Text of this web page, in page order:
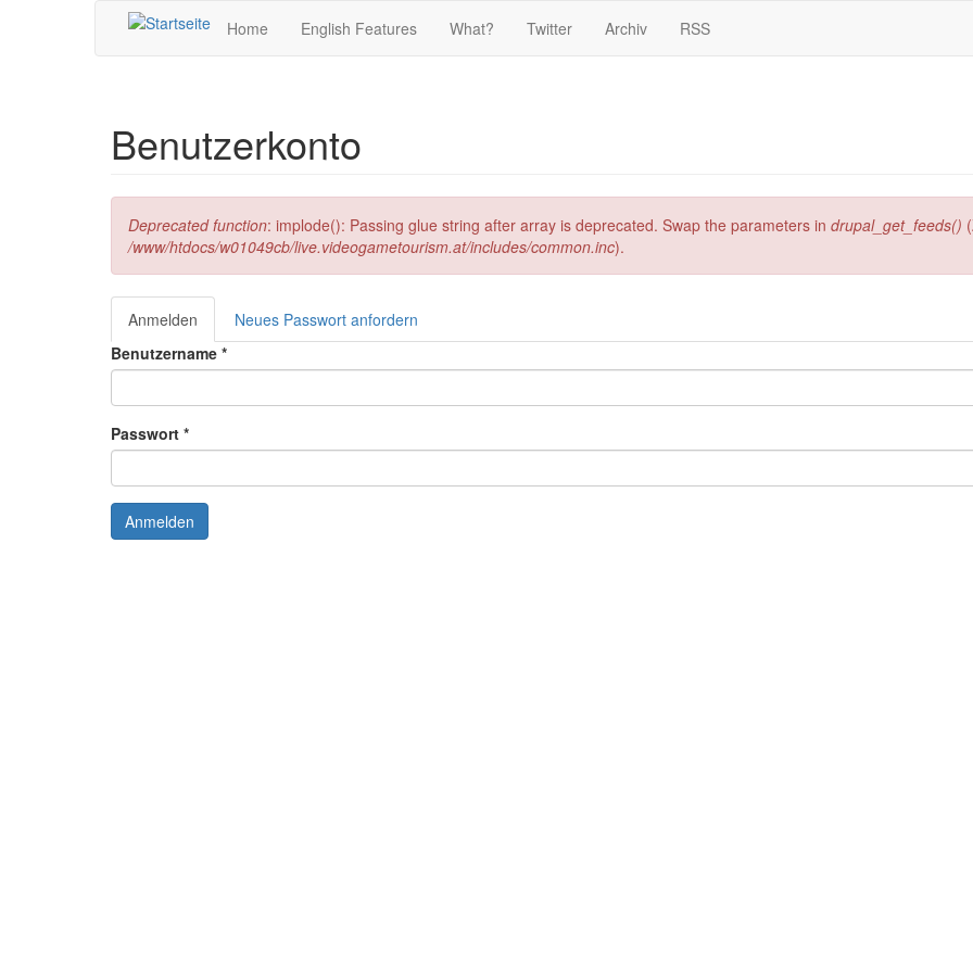
Home
English Features What? Twitter Archiv RSS
Benutzerkonto
Fehlermeldung
Deprecated function: implode(): Passing glue string after array is deprecated. Swap the parameters in drupal_get_feeds()
/www/htdocs/w01049cb/live.videogametourism.at/includes/common.inc).
Haupt-Reiter
Anmelden (aktiver
Reiter)
Neues Passwort anfordern
Benutzername *
Passwort *
Anmelden